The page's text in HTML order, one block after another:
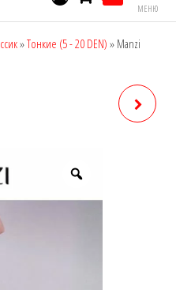
МЕНЮ
»Тонкие (5 - 20 DEN) » Manzi